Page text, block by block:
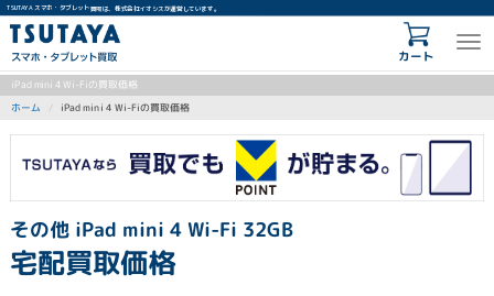
TSUTAYA スマホ・タブレット買取は、株式会社イオシスが運営しています。
カート
iPad mini 4 Wi-Fiの買取価格
ホーム iPad mini 4 Wi-Fiの買取価格
その他 iPad mini 4 Wi-Fi 32GB
宅配買取価格